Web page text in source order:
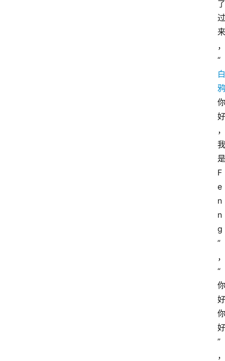
了
过
来
，
“
白
鸦
你
好
，
我
是
F
e
n
n
g
”
，
“
你
好
你
好
”
，